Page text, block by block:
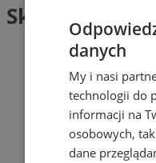
Skatepark (1)
danych
My i nasi
technologii do
informacji na
osobowych,
dane